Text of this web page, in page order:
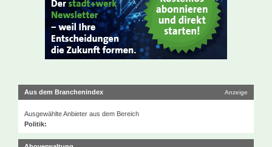
Aus dem Branchenindex Anzeige
Ausgewählte Anbieter aus dem Bereich
Politik: